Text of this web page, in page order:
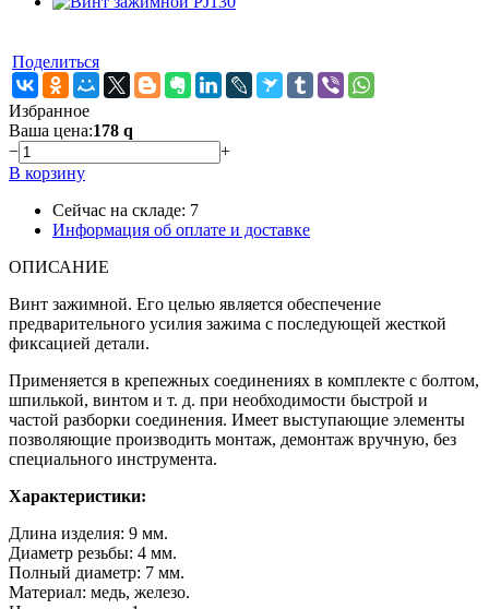
Поделиться
Избранное
Ваша цена:178 q
−
+
В корзину
Сейчас на складе: 7
Информация об оплате и доставке
ОПИСАНИЕ
Винт зажимной. Его целью является обеспечение
предварительного усилия зажима с последующей жесткой
фиксацией детали.
Применяется в крепежных соединениях в комплекте с болтом,
шпилькой, винтом и т. д. при необходимости быстрой и
частой разборки соединения. Имеет выступающие элементы
позволяющие производить монтаж, демонтаж вручную, без
специального инструмента.
Характеристики:
Длина изделия: 9 мм.
Диаметр резьбы: 4 мм.
Полный диаметр: 7 мм.
Материал: медь, железо.